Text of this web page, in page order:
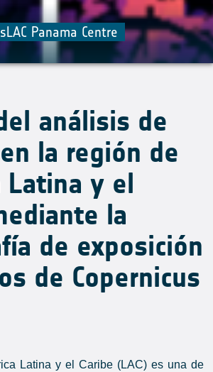
Panama Centre
análisis de
la región de
Latina y el
la
de exposición
de Copernicus
Latina y el Caribe (LAC) es una de